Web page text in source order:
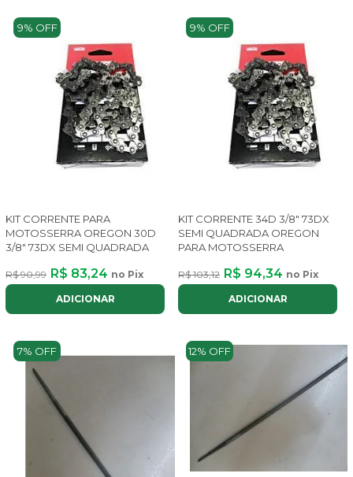
9% OFF
KIT CORRENTE PARA
MOTOSSERRA OREGON 30D
3/8" 73DX SEMI QUADRADA
R$ 90,99 R$ 83,24 no Pix
ADICIONAR
9% OFF
KIT CORRENTE 34D 3/8" 73DX
SEMI QUADRADA OREGON
PARA MOTOSSERRA
R$ 103,12 R$ 94,34 no Pix
ADICIONAR
7% OFF 12% OFF